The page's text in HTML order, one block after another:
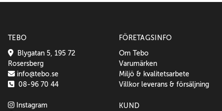
TEBO
Blygatan 5, 195 72
Rosersberg
info@tebo.se
08-96 70 44
Instagram
FÖRETAGSINFO
Om Tebo
Varumärken
Miljö & kvalitetsarbete
Villkor leverans & försäljning
KUND